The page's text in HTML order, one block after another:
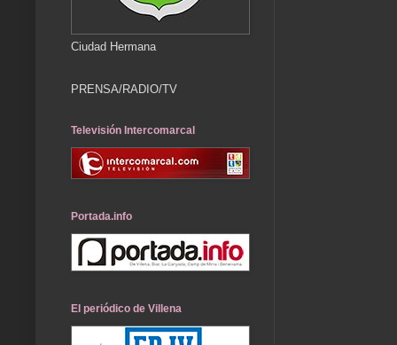
Ciudad Hermana
PRENSA/RADIO/TV
Televisión Intercomarcal
Portada.info
El periódico de Villena